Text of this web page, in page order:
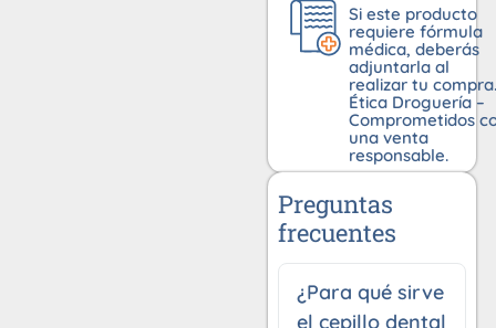
Si este producto
requiere fórmula
médica, deberás
adjuntarla al
realizar tu compra.
Ética Droguería –
Comprometidos
una venta
responsable.
Preguntas
frecuentes
¿Para qué sirve
el cepillo dental